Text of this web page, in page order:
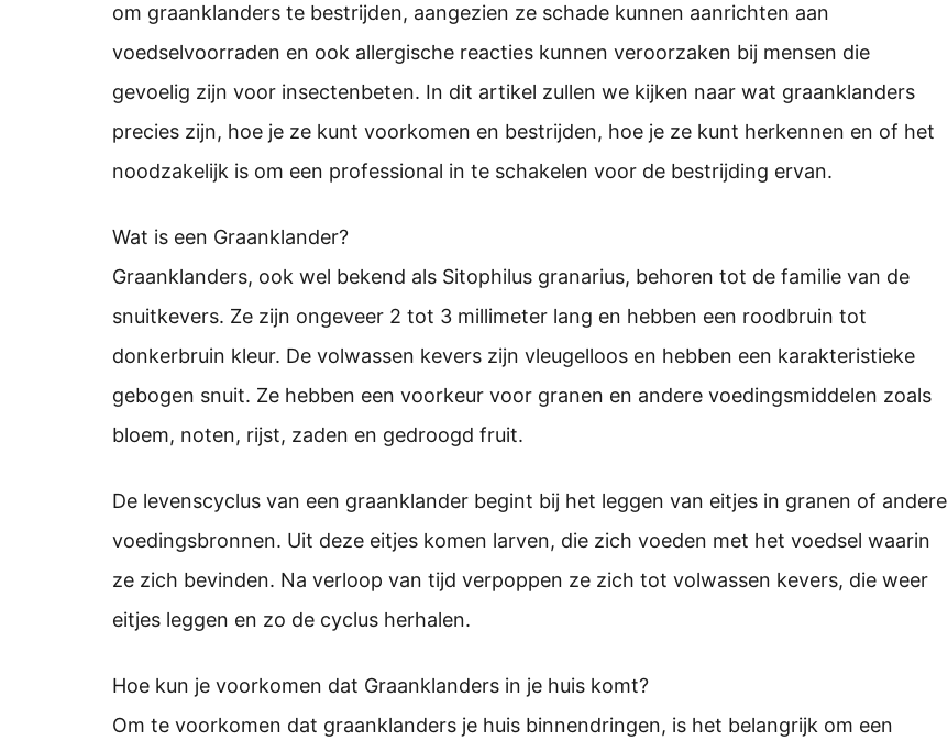
om graanklanders te bestrijden, aangezien ze schade kunnen aanrichten aan
voedselvoorraden en ook allergische reacties kunnen veroorzaken bij mensen die
gevoelig zijn voor insectenbeten. In dit artikel zullen we kijken naar wat graanklanders
precies zijn, hoe je ze kunt voorkomen en bestrijden, hoe je ze kunt herkennen en of het
noodzakelijk is om een professional in te schakelen voor de bestrijding ervan.
Wat is een Graanklander?
Graanklanders, ook wel bekend als Sitophilus granarius, behoren tot de familie van de
snuitkevers. Ze zijn ongeveer 2 tot 3 millimeter lang en hebben een roodbruin tot
donkerbruin kleur. De volwassen kevers zijn vleugelloos en hebben een karakteristieke
gebogen snuit. Ze hebben een voorkeur voor granen en andere voedingsmiddelen zoals
bloem, noten, rijst, zaden en gedroogd fruit.
De levenscyclus van een graanklander begint bij het leggen van eitjes in granen of andere
voedingsbronnen. Uit deze eitjes komen larven, die zich voeden met het voedsel waarin
ze zich bevinden. Na verloop van tijd verpoppen ze zich tot volwassen kevers, die weer
eitjes leggen en zo de cyclus herhalen.
Hoe kun je voorkomen dat Graanklanders in je huis komt?
Om te voorkomen dat graanklanders je huis binnendringen, is het belangrijk om een